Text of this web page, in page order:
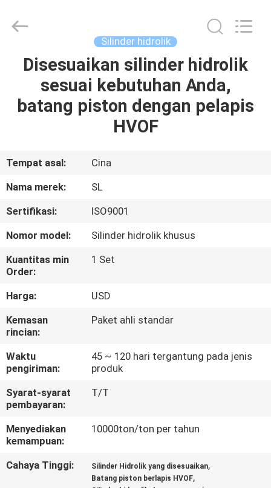
RUMAH
PRODUK
TENTANG
TUR
PABRIK
KONTROL
KUALITAS
HUBUNGI
KAMI
MINTA
KUTIPAN
SITEMAP
EQUIPMENT
CO.,LTD.
Silinder hidrolik
Disesuaikan silinder hidrolik
sesuai kebutuhan Anda,
batang piston dengan pelapis
HVOF
Tempat asal:
Cina
Nama merek:
SL
Sertifikasi:
ISO9001
Nomor model:
Silinder hidrolik khusus
Kuantitas min
Order:
1 Set
Harga:
USD
Kemasan
rincian:
Paket ahli standar
Waktu
pengiriman:
45 ~ 120 hari tergantung pada jenis
produk
Syarat-syarat
pembayaran:
T/T
Menyediakan
kemampuan:
10000ton/ton per tahun
Cahaya Tinggi: Silinder Hidrolik yang disesuaikan,
Batang piston berlapis HVOF,